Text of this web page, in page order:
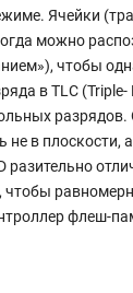
Ячейки
можно
чтобы
в TLC
в плоскости,
флеш-